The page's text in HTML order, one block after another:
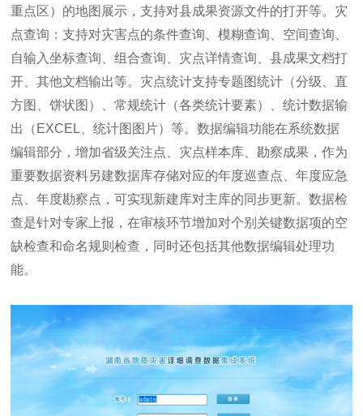
重点区）的地图展示，支持对县成果资源文件的打开等。灾
点查询：支持对灾害点的条件查询、模糊查询、空间查询、
自输入坐标查询、组合查询、灾点详情查询、县成果文档打
开、其他文档输出等。灾点统计支持专题图统计（分级、直
方图、饼状图）、常规统计（各类统计要素）、统计数据输
出（EXCEL、统计图图片）等。数据编辑功能在系统数据
编辑部分，增加省级关注点、灾点样本库、勘察成果，作为
重要数据资料另建数据库存储对应的年度巡查点、年度应急
点、年度勘察点，可实现新建库对主库的同步更新。数据检
查是针对专家上报，在审核环节增加对个别关键数据项的空
缺检查和命名规则检查，同时还包括其他数据编辑处理功
能。